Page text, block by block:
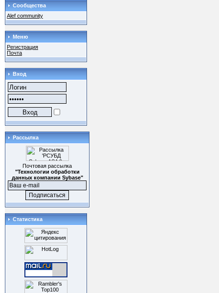
Сообщества
Alef community
Меню
Регистрация
Почта
Вход
Рассылка
Почтовая рассылка
"Технологии обработки
данных компании Sybase"
Статистика